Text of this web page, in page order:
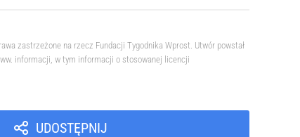
zastrzeżone na rzecz Fundacji Tygodnika Wprost. Utwór powstał
informacji, w tym informacji o stosowanej licencji
UDOSTĘPNIJ